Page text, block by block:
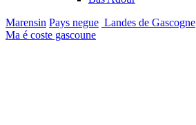
Marensin Pays negue Landes de Gascogne
Ma é coste gascoune